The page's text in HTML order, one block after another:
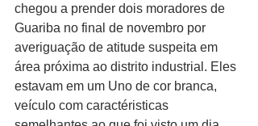
chegou a prender dois moradores de
Guariba no final de novembro por
averiguação de atitude suspeita em
área próxima ao distrito industrial. Eles
estavam em um Uno de cor branca,
veículo com caractéristicas